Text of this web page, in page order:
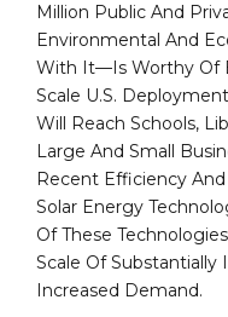
Million Public And
Environmental And
With It—Is Worthy Of
Scale U.S.
Will Reach Schools,
Large And Small
Recent Efficiency
Solar Energy
Of These
Scale Of
Increased Demand.